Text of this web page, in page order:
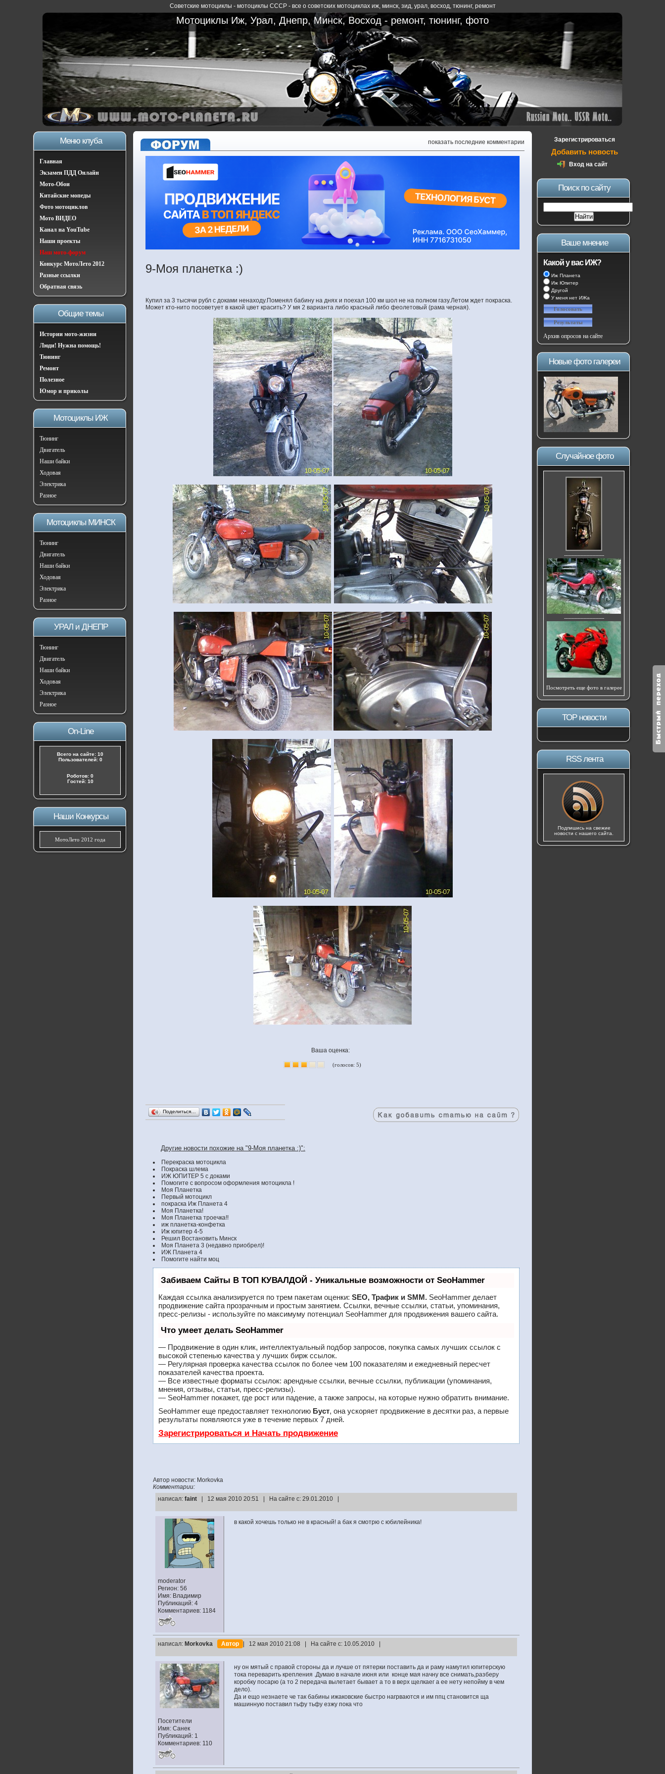
Советские мотоциклы - мотоциклы СССР - все о советских мотоциклах иж, минск, зид, урал, восход,тюнинг,ремонт
Мотоциклы Иж, Урал, Днепр, Минск, Восход - ремонт, тюнинг, фото
Меню клуба
Главная
Экзамен ПДД Онлайн
Мото-Обои
Китайские мопеды
Фото мотоциклов
Мото ВИДЕО
Канал на YouTube
Наши проекты
Наш мото-форум
Конкурс МотоЛето 2012
Разные ссылки
Обратная связь
Общие темы
Истории мото-жизни
Люди! Нужна помощь!
Тюнинг
Ремонт
Полезное
Юмор и приколы
Мотоциклы ИЖ
Тюнинг
Двигатель
Наши байки
Ходовая
Электрика
Разное
Мотоциклы МИНСК
Тюнинг
Двигатель
Наши байки
Ходовая
Электрика
Разное
УРАЛ и ДНЕПР
Тюнинг
Двигатель
Наши байки
Ходовая
Электрика
Разное
On-Line
Всего на сайте: 10
Пользователей: 0
Роботов: 0
Гостей: 10
Наши Конкурсы
МотоЛето 2012 года
показать последние комментарии
9-Моя планетка :)
Купил за 3 тысячи рубл с доками ненаходу.Поменял бабину на днях и поехал 100 км шол не на полном газу.Летом ждет покраска.
Может кто-нито посоветует в какой цвет красить? У мя 2 варианта либо красный либо феолетовый (рама черная).
Ваша оценка:
(голосов: 5)
Поделиться…
Другие новости похожие на "9-Моя планетка :)":
Перекраска мотоцикла
Покраска шлема
ИЖ ЮПИТЕР 5 с доками
Помогите с вопросом оформления мотоцикла !
Моя Планетка
Первый мотоцикл
покраска Иж Планета 4
Моя Планетка!
Моя Планетка троечка!!
иж планетка-конфетка
Иж юпитер 4-5
Решил Востановить Минск
Моя Планета 3 (недавно приобрел)!
ИЖ Планета 4
Помогите найти моц
Забиваем Сайты В ТОП КУВАЛДОЙ - Уникальные возможности от SeoHammer
Каждая ссылка анализируется по трем пакетам оценки: SEO, Трафик и SMM. SeoHammer делает
продвижение сайта прозрачным и простым занятием. Ссылки, вечные ссылки, статьи, упоминания,
пресс-релизы - используйте по максимуму потенциал SeoHammer для продвижения вашего сайта.
Что умеет делать SeoHammer
— Продвижение в один клик, интеллектуальный подбор запросов, покупка самых лучших ссылок с
высокой степенью качества у лучших бирж ссылок.
— Регулярная проверка качества ссылок по более чем 100 показателям и ежедневный пересчет
показателей качества проекта.
— Все известные форматы ссылок: арендные ссылки, вечные ссылки, публикации (упоминания,
мнения, отзывы, статьи, пресс-релизы).
— SeoHammer покажет, где рост или падение, а также запросы, на которые нужно обратить внимание.
SeoHammer еще предоставляет технологию Буст, она ускоряет продвижение в десятки раз, а первые
результаты появляются уже в течение первых 7 дней.
Зарегистрироваться и Начать продвижение
Автор новости: Morkovka
Комментарии:
написал: faint | 12 мая 2010 20:51 | На сайте с: 29.01.2010 |
moderator
Регион: 56
Имя: Владимир
Публикаций: 4
Комментариев: 1184
в какой хочешь только не в красный! а бак я смотрю с юбилейника!
написал: Morkovka Автор | 12 мая 2010 21:08 | На сайте с: 10.05.2010 |
Посетители
Имя: Санек
Публикаций: 1
Комментариев: 110
ну он мятый с правой стороны да и лучше от пятерки поставить да и раму намутил юпитерскую
тока переварить крепления .Думаю в начале июня или конце мая начну все снимать,разберу
коробку посарю (а то 2 передача вылетает бывает а то в верх щелкаег а ее нету непойму в чем
дело).
Да и ещо незнаете че так бабины ижаковские быстро нагрваются и им ппц становится ща
машинную поставил тьфу тьфу езжу пока что
Зарегистрироваться
Добавить новость
Вход на сайт
Поиск по сайту
Ваше мнение
Какой у вас ИЖ?
Иж Планета
Иж Юпитер
Другой
У меня нет ИЖа
Архив опросов на сайте
Новые фото галереи
Случайное фото
---------------------------
---------------------------
Посмотреть еще фото в галерее
ТОР новости
RSS лента
Подпишись на свежие
новости с нашего сайта.